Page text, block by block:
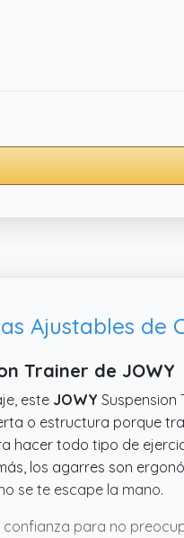
Trainer de JOWY
este JOWY Suspension
o estructura porque
hacer todo tipo de
los agarres son
se te escape la mano.
confianza para no